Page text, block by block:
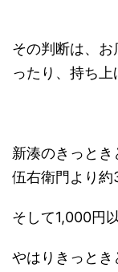
その判断は、
ったり、持ち上
新湊のきっとき
伍右衛門より約
そして1,000円
やはりきっとき